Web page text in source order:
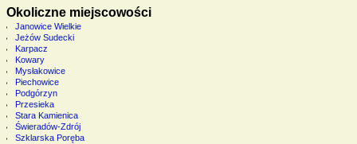
Okoliczne miejscowości
Janowice Wielkie
Jeżów Sudecki
Karpacz
Kowary
Mysłakowice
Piechowice
Podgórzyn
Przesieka
Stara Kamienica
Świeradów-Zdrój
Szklarska Poręba